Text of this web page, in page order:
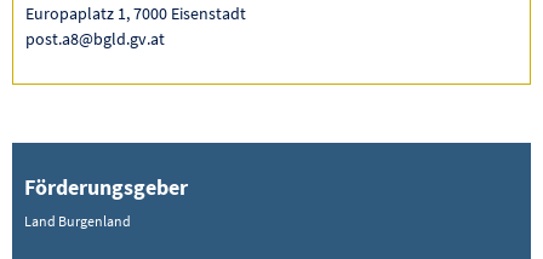
Europaplatz 1, 7000 Eisenstadt
post.a8@bgld.gv.at
Förderungsgeber
Land Burgenland